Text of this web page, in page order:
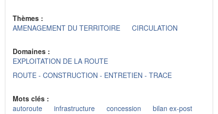
Thèmes :
AMENAGEMENT DU TERRITOIRE
CIRCULATION
Domaines :
EXPLOITATION DE LA ROUTE
ROUTE - CONSTRUCTION - ENTRETIEN - TRACE
Mots clés :
autoroute
infrastructure concession bilan ex-post